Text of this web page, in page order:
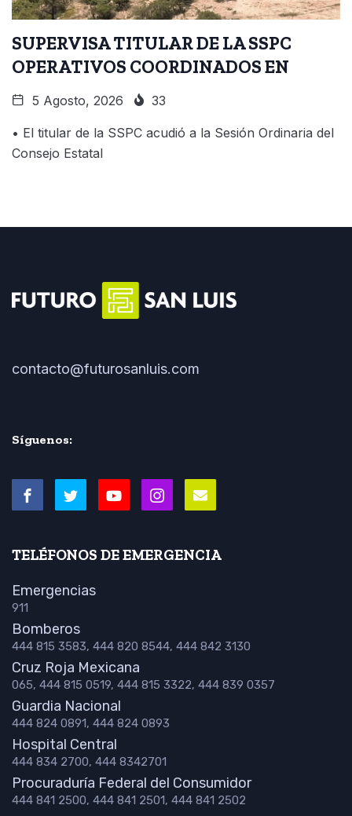
SUPERVISA TITULAR DE LA SSPC
OPERATIVOS COORDINADOS EN
5 Agosto, 2026 33
• El titular de la SSPC acudió a la Sesión Ordinaria del
Consejo Estatal
contacto@futurosanluis.com
Síguenos:
TELÉFONOS DE EMERGENCIA
Emergencias
911
Bomberos
444 815 3583, 444 820 8544, 444 842 3130
Cruz Roja Mexicana
065, 444 815 0519, 444 815 3322, 444 839 0357
Guardia Nacional
444 824 0891, 444 824 0893
Hospital Central
444 834 2700, 444 8342701
Procuraduría Federal del Consumidor
444 841 2500, 444 841 2501, 444 841 2502